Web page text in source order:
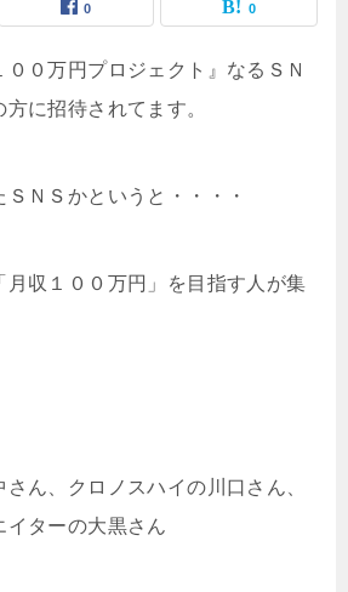
0 0
０万円プロジェクト』なるＳＮ
に招待されてます。
ＮＳかというと・・・・
月収１００万円」を目指す人が集
ん、クロノスハイの川口さん、
イターの大黒さん